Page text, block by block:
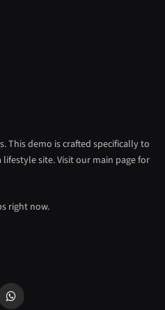
This demo is crafted specifically to
site. Visit our main page for
right now.
WhatsApp